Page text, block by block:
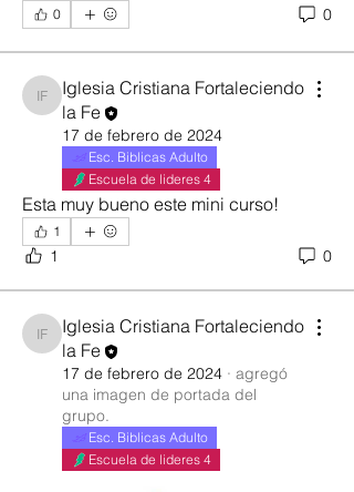
0 0
Iglesia Cristiana Fortaleciendo la Fe
Iglesia Cristiana Fortaleciendo
la Fe
17 de febrero de 2024
Esc. Biblicas Adulto
Escuela de lideres 4
Esta muy bueno este mini curso!
1
1 0
Iglesia Cristiana Fortaleciendo la Fe
Iglesia Cristiana Fortaleciendo
la Fe
17 de febrero de 2024 · agregó
una imagen de portada del
grupo.
Esc. Biblicas Adulto
Escuela de lideres 4